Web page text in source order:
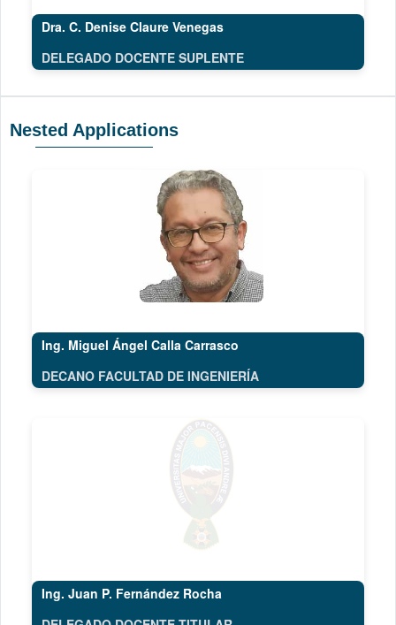
Dra. C. Denise Claure Venegas
DELEGADO DOCENTE SUPLENTE
Nested Applications
Ing. Miguel Ángel Calla Carrasco
DECANO FACULTAD DE INGENIERÍA
Ing. Juan P. Fernández Rocha